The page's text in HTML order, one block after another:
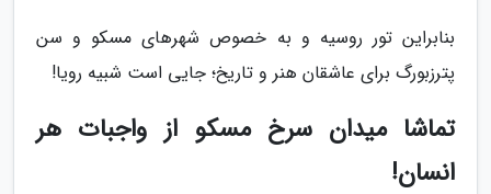
بنابراین تور روسیه و به خصوص شهرهای مسکو و سن
پترزبورگ برای عاشقان هنر و تاریخ؛ جایی است شبیه رویا!
تماشا میدان سرخ مسکو از واجبات هر
انسان!